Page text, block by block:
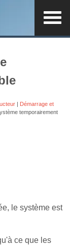
| Démarrage et
temporairement
le système est
ce que les